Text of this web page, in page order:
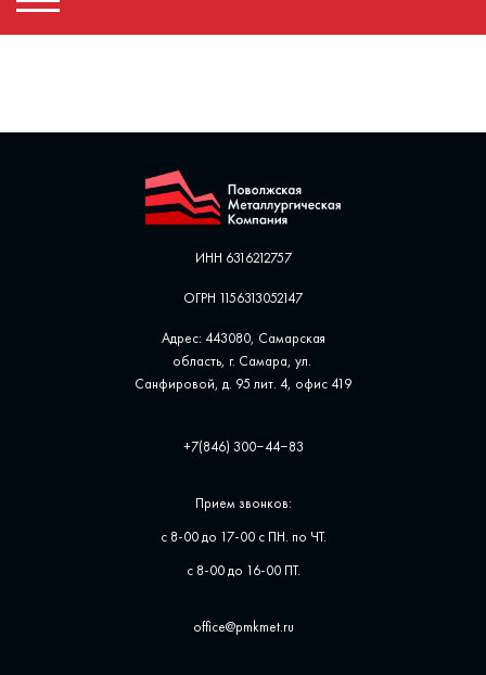
ИНН 6316212757
ОГРН 1156313052147
Адрес: 443080, Самарская
область, г. Самара, ул. ​
Санфировой, д. 95 лит. 4, офис ​419
+7(846) 300‒44‒83
Прием звонков:
с 8-00 до 17-00 с ПН. по ЧТ.
с 8-00 до 16-00 ПТ.
office@pmkmet.ru